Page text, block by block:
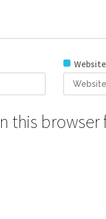
Website
this browser